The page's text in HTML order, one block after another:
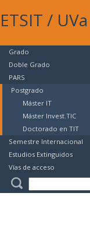
ETSIT / UVa
Grado
Doble Grado
PARS
Postgrado
Máster IT
Máster Invest.TIC
Doctorado en TIT
Semestre Internacional
Estudios Extinguidos
Vías de acceso